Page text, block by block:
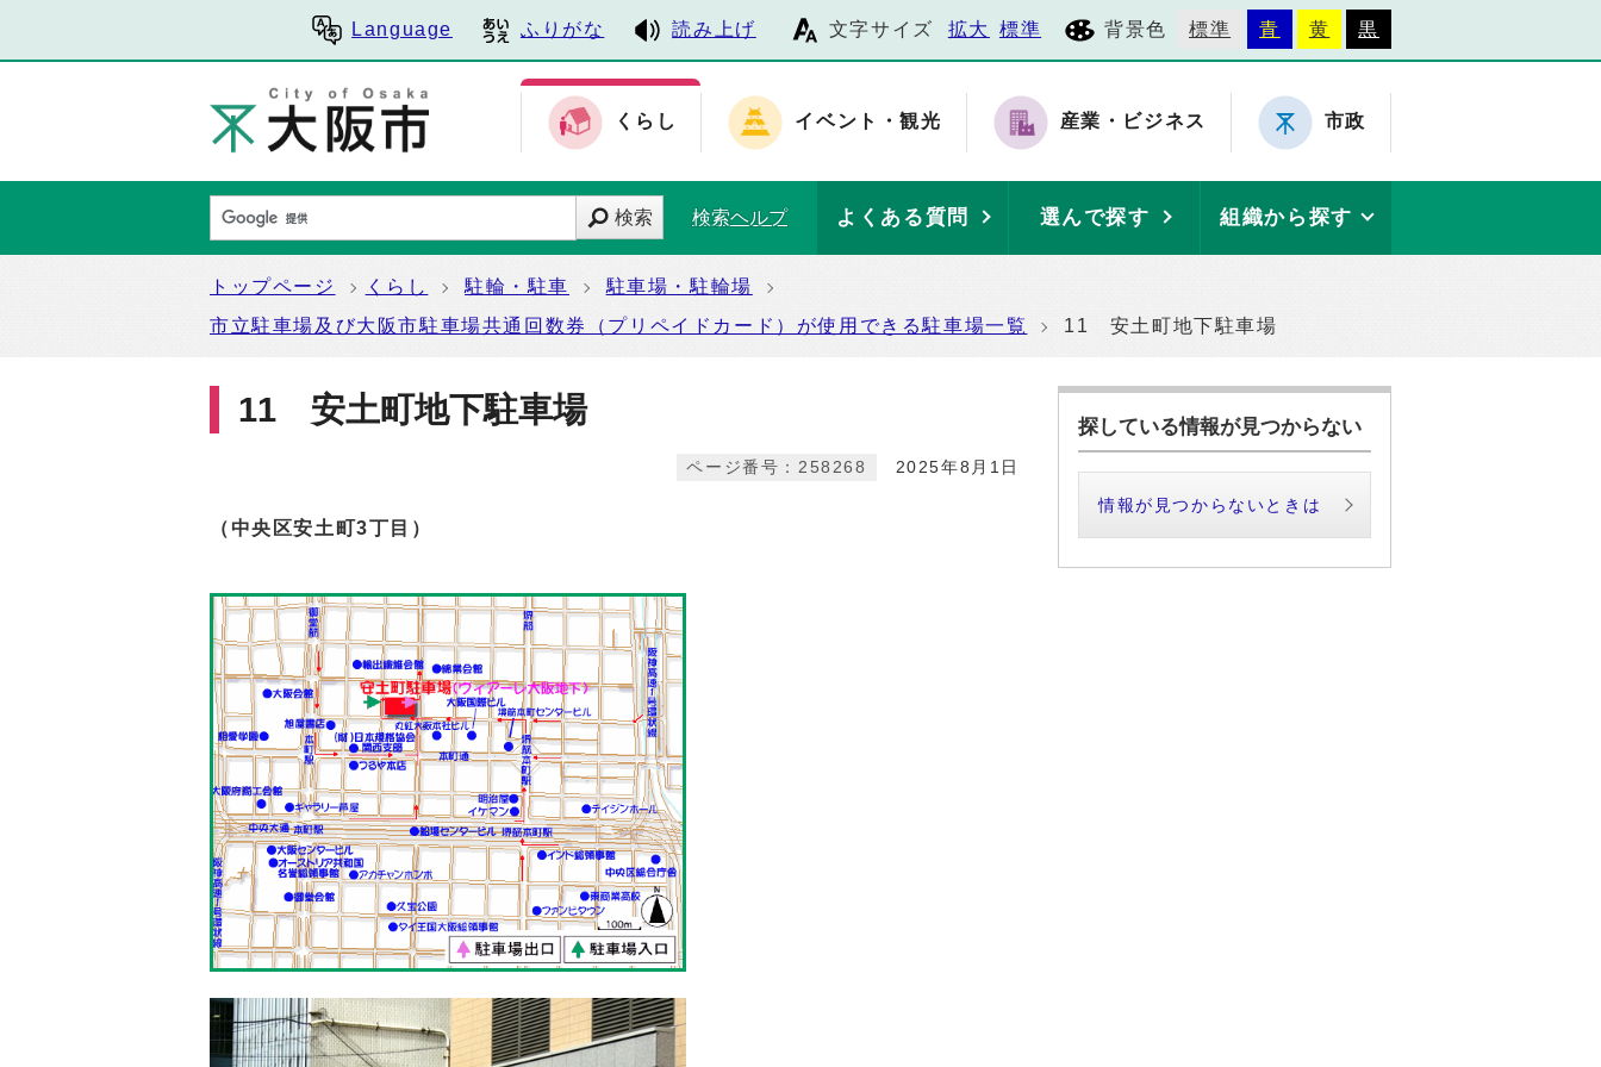
Language ふりがな 読み上げ 文字サイズ 拡大 標準 背景色 標準 青 黄 黒
くらし イベント・観光 産業・ビジネス 市政
検索 検索ヘルプ よくある質問 選んで探す 組織から探す
トップページ くらし 駐輪・駐車
駐車場・駐輪場
市立駐車場及び大阪市駐車場共通回数券（プリペイドカード）が使用できる駐車場一覧
11 安土町地下駐車場
11 安土町地下駐車場
2025年8月1日
ページ番号：258268
（中央区安土町3丁目）
探している情報が見つからない
情報が見つからないときは